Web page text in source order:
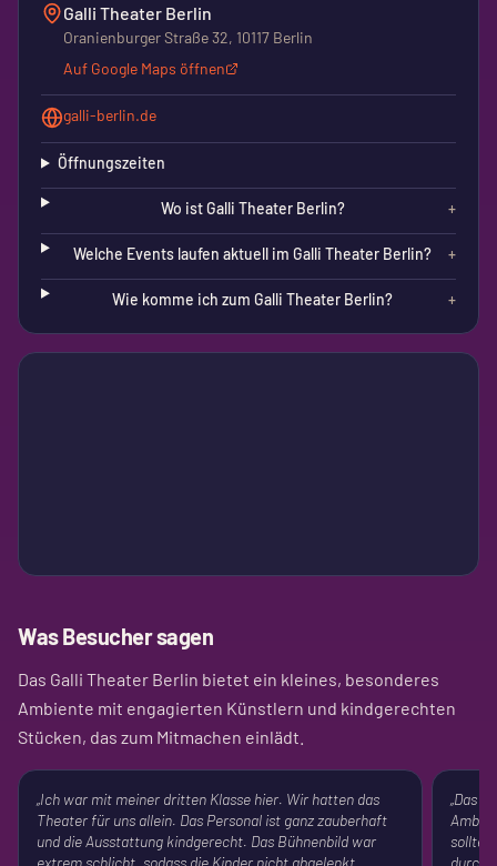
Galli Theater Berlin
Oranienburger Straße 32, 10117 Berlin
Auf Google Maps öffnen
galli-berlin.de
Öffnungszeiten
Wo ist Galli Theater Berlin? +
Welche Events laufen aktuell im Galli Theater Berlin? +
Wie komme ich zum Galli Theater Berlin? +
Was Besucher sagen
Das Galli Theater Berlin bietet ein kleines, besonderes
Ambiente mit engagierten Künstlern und kindgerechten
Stücken, das zum Mitmachen einlädt.
„Ich war mit meiner dritten Klasse hier. Wir hatten das
Theater für uns allein. Das Personal ist ganz zauberhaft
und die Ausstattung kindgerecht. Das Bühnenbild war
extrem schlicht, sodass die Kinder nicht abgelenkt
„Das
sollte
durch